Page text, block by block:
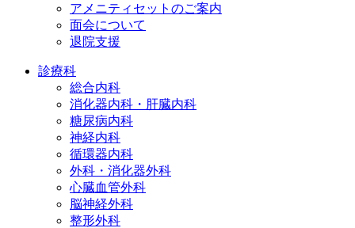
アメニティセットのご案内
面会について
退院支援
診療科
総合内科
消化器内科・肝臓内科
糖尿病内科
神経内科
循環器内科
外科・消化器外科
心臓血管外科
脳神経外科
整形外科